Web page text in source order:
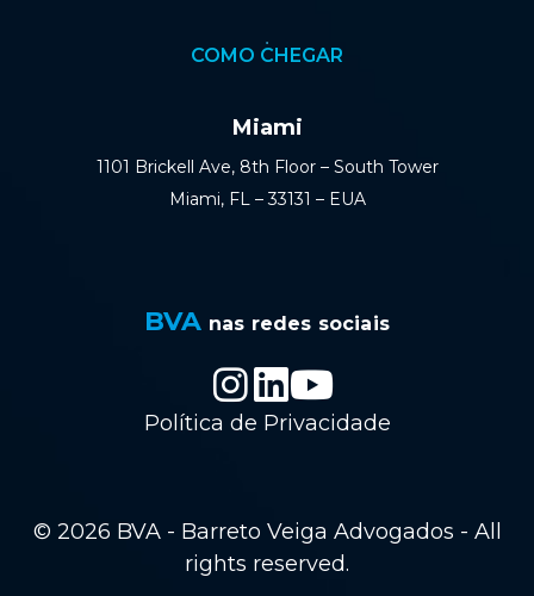
COMO CHEGAR
Miami
1101 Brickell Ave, 8th Floor – South Tower
Miami, FL – 33131 – EUA
BVA nas redes sociais
Política de Privacidade
© 2026 BVA - Barreto Veiga Advogados - All
rights reserved.